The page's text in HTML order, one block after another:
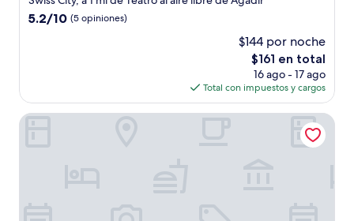
3.5
5.2
5.2/10 (5 opiniones)
$144 por noche
El
precio
actual
es
de
$161 en total
16 ago - 17 ago
Total con impuestos y cargos
Ksar Massa Hotel